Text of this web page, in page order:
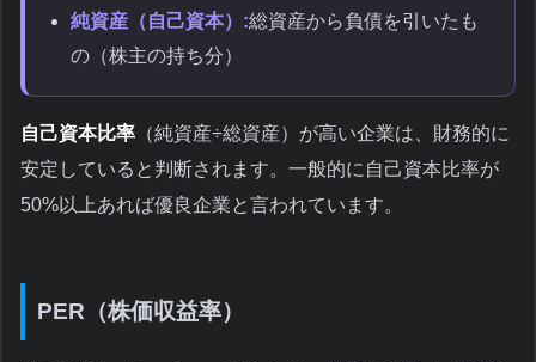
純資産（自己資本）:総資産から負債を引いたも
の（株主の持ち分）
自己資本比率 （純資産÷総資産）が高い企業は、財務的に
安定していると判断されます。一般的に自己資本比率が
50%以上あれば優良企業と言われています。
PER（株価収益率）